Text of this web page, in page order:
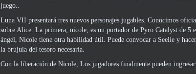
juego..
Luna VII presentará tres nuevos personajes jugables. Conocimos
sobre Alice. La primera, nicole, es un portador de Pyro Catalyst de 5
ángel, Nicole tiene otra habilidad útil. Puede convocar a Seelie y
la brújula del tesoro necesaria.
Con la liberación de Nicole, Los jugadores finalmente pueden